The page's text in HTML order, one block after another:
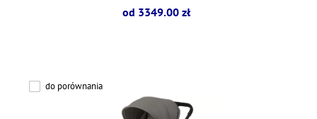
od 3349.00 zł
do porównania